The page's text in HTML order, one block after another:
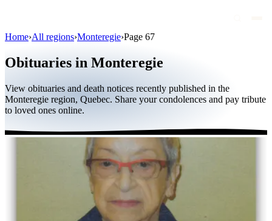
Public figures
Quebec
Canada
International
Home›All regions›Monteregie›Page 67
Obituaries in Monteregie
View obituaries and death notices recently published in the
Monteregie region, Quebec. Share your condolences and pay tribute
to loved ones online.